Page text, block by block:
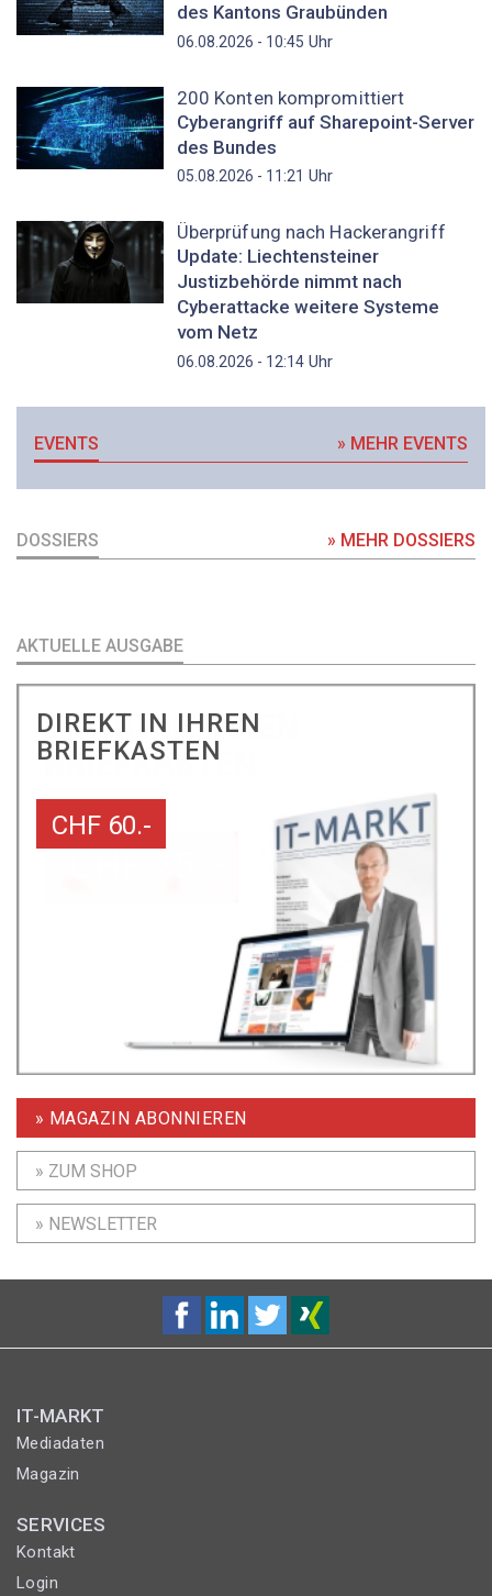
des Kantons Graubünden
06.08.2026 - 10:45 Uhr
200 Konten kompromittiert
Cyberangriff auf Sharepoint-Server
des Bundes
05.08.2026 - 11:21 Uhr
Überprüfung nach Hackerangriff
Update: Liechtensteiner
Justizbehörde nimmt nach
Cyberattacke weitere Systeme
vom Netz
06.08.2026 - 12:14Uhr
EVENTS » MEHR EVENTS
DOSSIERS » MEHR DOSSIERS
AKTUELLE AUSGABE
DIREKT IN IHREN
BRIEFKASTEN
CHF 60.-
» MAGAZIN ABONNIEREN
» ZUM SHOP
» NEWSLETTER
IT-MARKT
Mediadaten
Magazin
SERVICES
Kontakt
Login